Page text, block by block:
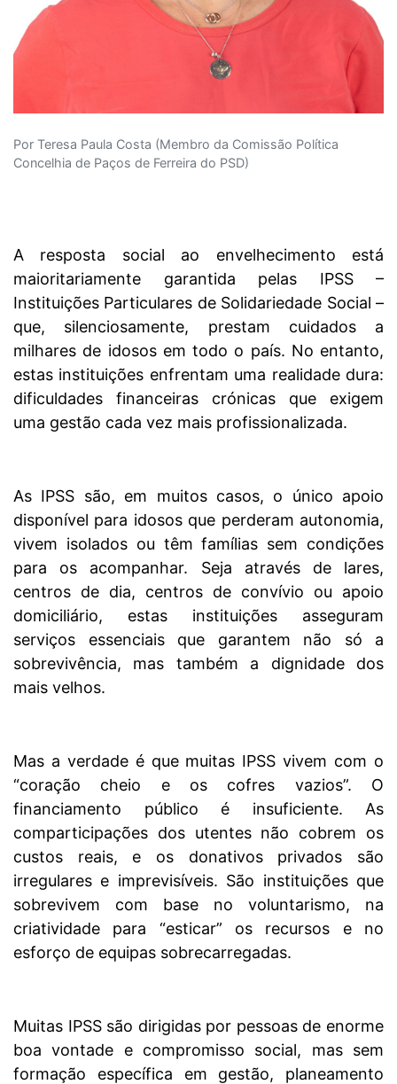
Por Teresa Paula Costa (Membro da Comissão Política
Concelhia de Paços de Ferreira do PSD)
A resposta social ao envelhecimento está
maioritariamente garantida pelas IPSS –
Instituições Particulares de Solidariedade Social –
que, silenciosamente, prestam cuidados a
milhares de idosos em todo o país. No entanto,
estas instituições enfrentam uma realidade dura:
dificuldades financeiras crónicas que exigem
uma gestão cada vez mais profissionalizada.
As IPSS são, em muitos casos, o único apoio
disponível para idosos que perderam autonomia,
vivem isolados ou têm famílias sem condições
para os acompanhar. Seja através de lares,
centros de dia, centros de convívio ou apoio
domiciliário, estas instituições asseguram
serviços essenciais que garantem não só a
sobrevivência, mas também a dignidade dos
mais velhos.
Mas a verdade é que muitas IPSS vivem com o
“coração cheio e os cofres vazios”. O
financiamento público é insuficiente. As
comparticipações dos utentes não cobrem os
custos reais, e os donativos privados são
irregulares e imprevisíveis. São instituições que
sobrevivem com base no voluntarismo, na
criatividade para “esticar” os recursos e no
esforço de equipas sobrecarregadas.
Muitas IPSS são dirigidas por pessoas de enorme
boa vontade e compromisso social, mas sem
formação específica em gestão, planeamento